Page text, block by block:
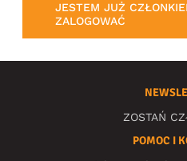
JESTEM JUŻ
ZALOGOWAĆ
ZOSTAŃ
POMOC I